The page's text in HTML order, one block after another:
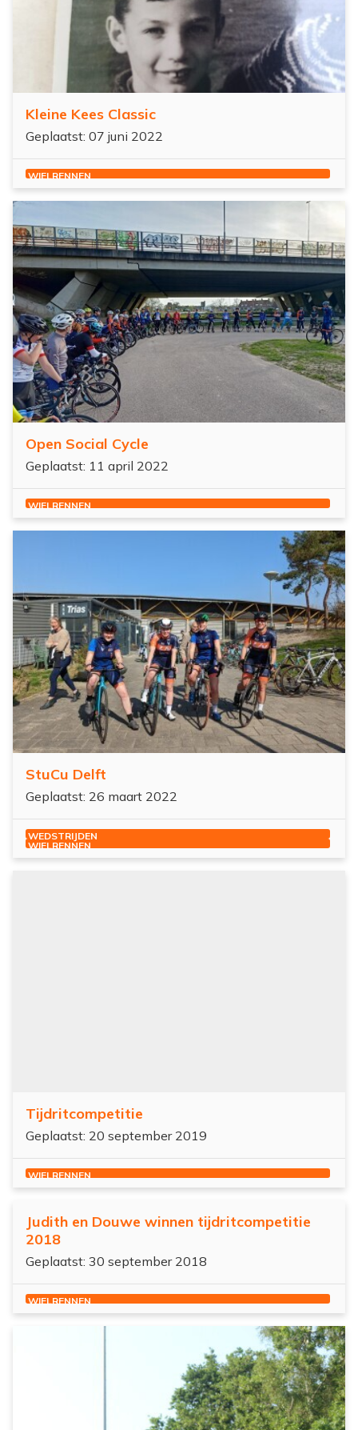
Kleine Kees Classic
Geplaatst: 07 juni 2022
WIELRENNEN
Open Social Cycle
Geplaatst: 11 april 2022
WIELRENNEN
StuCu Delft
Geplaatst: 26 maart 2022
WEDSTRIJDEN
WIELRENNEN
Tijdritcompetitie
Geplaatst: 20 september 2019
WIELRENNEN
Judith en Douwe winnen tijdritcompetitie
2018
Geplaatst: 30 september 2018
WIELRENNEN